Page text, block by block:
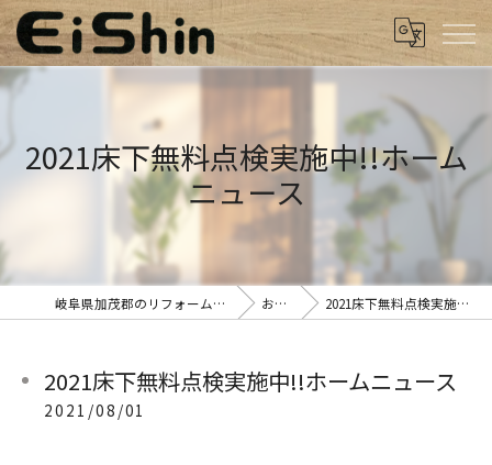
2021床下無料点検実施中!!ホーム
ニュース
岐阜県加茂郡のリフォームなら有限会社栄進工業 お知らせ 2021床下無料点検実施中!!ホームニュース
2021床下無料点検実施中!!ホームニュース
2021/08/01